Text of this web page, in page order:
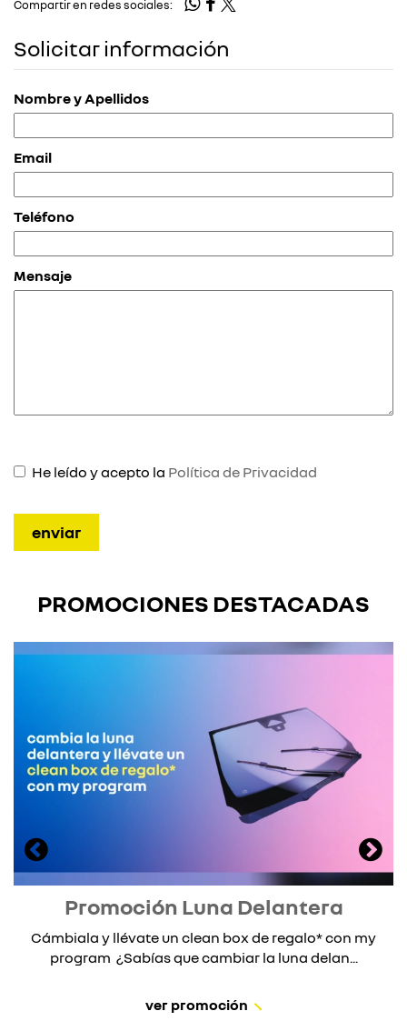
Compartir en redes sociales:
Solicitar información
Nombre y Apellidos
Email
Teléfono
Mensaje
He leído y acepto la Política de Privacidad
PROMOCIONES DESTACADAS
Promoción Luna Delantera
Cámbiala y llévate un clean box de regalo* con my
program ¿Sabías que cambiar la luna delan...
ver promoción